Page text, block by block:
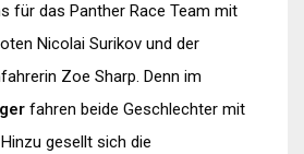
für das Panther Race Team mit
Nicolai Surikov und der
Zoe Sharp. Denn im
fahren beide Geschlechter mit
gesellt sich die